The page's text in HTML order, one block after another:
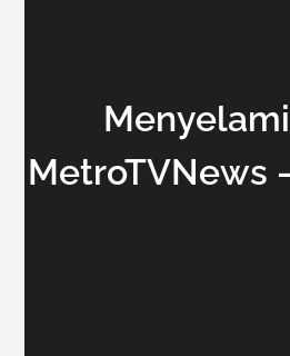
MetroTVNews